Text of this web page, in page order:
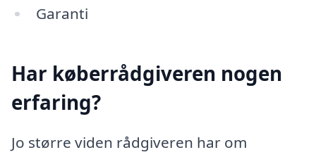
Garanti
Har køberrådgiveren nogen
erfaring?
Jo større viden rådgiveren har om